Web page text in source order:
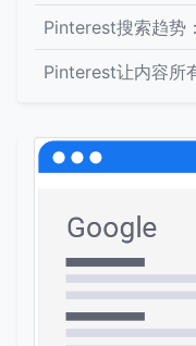
Pinterest搜索趋势
Pinterest让内容所